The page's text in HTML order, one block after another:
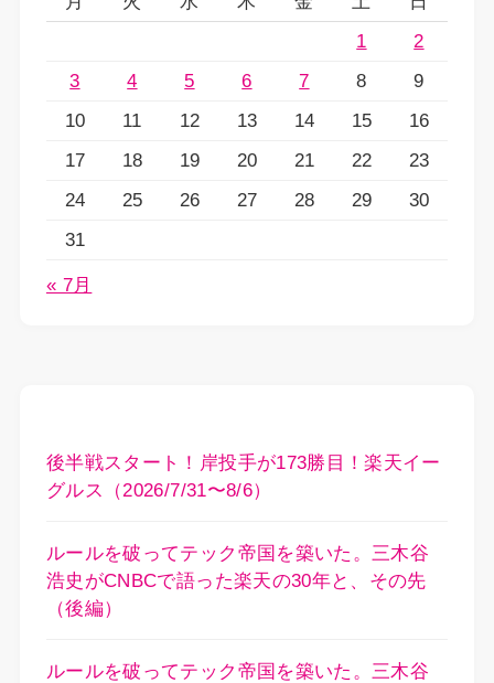
1
2
3
4 5 6 7 8
9
10
11 12 13 14 15
16
17
18 19 20 21 22
23
24
25 26 27 28 29
30
31
« 7月
後半戦スタート！岸投手が173勝目！楽天イー
グルス（2026/7/31〜8/6）
ルールを破ってテック帝国を築いた。三木谷
浩史がCNBCで語った楽天の30年と、その先
（後編）
ルールを破ってテック帝国を築いた。三木谷